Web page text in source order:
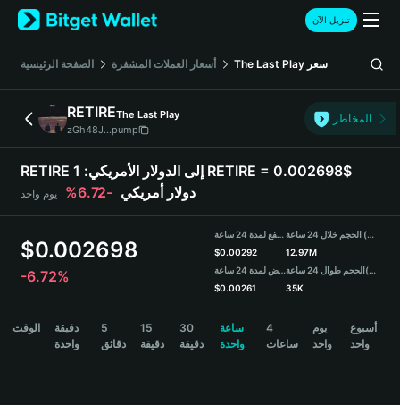
English
日本語
Русский
Español (Latinoamérica)
Türkçe
Deutsch
简体中文
Português (Portugal)
Bahasa Indonesia
বাংলা
تنزيل الآن
الصفحة الرئيسية أسعار العملات المشفرة The Last Play سعر
RETIREThe Last Play
zGh48J...pump
المخاطر
RETIRE إلى الدولار الأمريكي: 1 RETIRE = 0.002698$
دولار أمريكي -6.72% يوم واحد
$0.002698
-6.72%
مرتفع لمدة 24 ساعة
$0.00292
منخفض لمدة 24 ساعة
$0.00261
الحجم خلال 24 ساعة (RETIRE)
12.97M
الحجم طوال 24 ساعة(USDT)
35K
الوقت
دقيقة
واحدة
5
دقائق
15
دقيقة
30
دقيقة
ساعة
واحدة
4
ساعات
يوم
واحد
أسبوع
واحد